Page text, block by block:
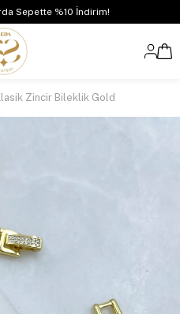
Sepette %10 İndirim!
Zincir Bileklik Gold